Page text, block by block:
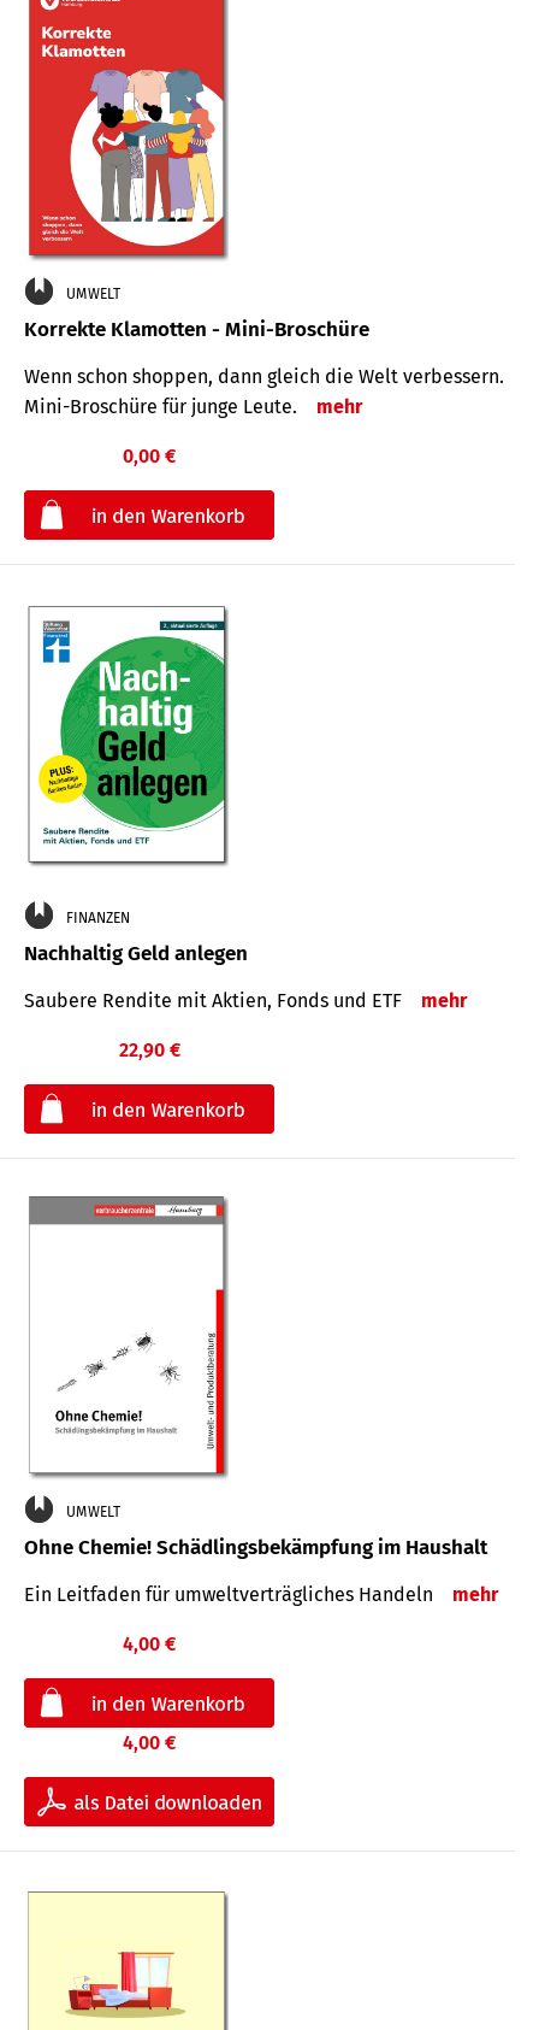
UMWELT
Korrekte Klamotten - Mini-Broschüre
Wenn schon shoppen, dann gleich die Welt verbessern.
Mini-Broschüre für junge Leute.
mehr
0,00 €
FINANZEN
Nachhaltig Geld anlegen
Saubere Rendite mit Aktien, Fonds und ETF mehr
22,90 €
UMWELT
Ohne Chemie! Schädlingsbekämpfung im Haushalt
Ein Leitfaden für um­welt­ver­träg­liches Han­deln mehr
4,00 €
4,00 €